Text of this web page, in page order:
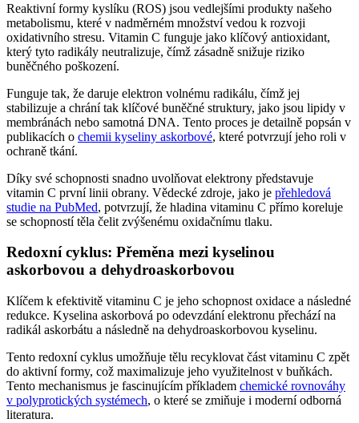
Reaktivní formy kyslíku (ROS) jsou vedlejšími produkty našeho
metabolismu, které v nadměrném množství vedou k rozvoji
oxidativního stresu. Vitamin C funguje jako klíčový antioxidant,
který tyto radikály neutralizuje, čímž zásadně snižuje riziko
buněčného poškození.
Funguje tak, že daruje elektron volnému radikálu, čímž jej
stabilizuje a chrání tak klíčové buněčné struktury, jako jsou lipidy v
membránách nebo samotná DNA. Tento proces je detailně popsán v
publikacích o chemii kyseliny askorbové, které potvrzují jeho roli v
ochraně tkání.
Díky své schopnosti snadno uvolňovat elektrony představuje
vitamin C první linii obrany. Vědecké zdroje, jako je přehledová
studie na PubMed, potvrzují, že hladina vitaminu C přímo koreluje
se schopností těla čelit zvýšenému oxidačnímu tlaku.
Redoxní cyklus: Přeměna mezi kyselinou
askorbovou a dehydroaskorbovou
Klíčem k efektivitě vitaminu C je jeho schopnost oxidace a následné
redukce. Kyselina askorbová po odevzdání elektronu přechází na
radikál askorbátu a následně na dehydroaskorbovou kyselinu.
Tento redoxní cyklus umožňuje tělu recyklovat část vitaminu C zpět
do aktivní formy, což maximalizuje jeho využitelnost v buňkách.
Tento mechanismus je fascinujícím příkladem chemické rovnováhy
v polyprotických systémech, o které se zmiňuje i moderní odborná
literatura.